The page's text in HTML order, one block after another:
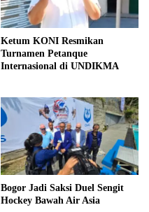
Ketum KONI Resmikan
Turnamen Petanque
Internasional di UNDIKMA
Bogor Jadi Saksi Duel Sengit
Hockey Bawah Air Asia